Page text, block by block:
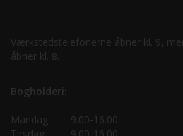
Værkstedstelefonerne åbner kl. 9,
åbner kl. 8.
Bogholderi:
Mandag:
9.00-16.00
Tirsdag:
9.00-16.00